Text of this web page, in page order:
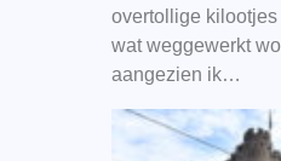
overtollige
wat weggewerkt
aangezien ik…